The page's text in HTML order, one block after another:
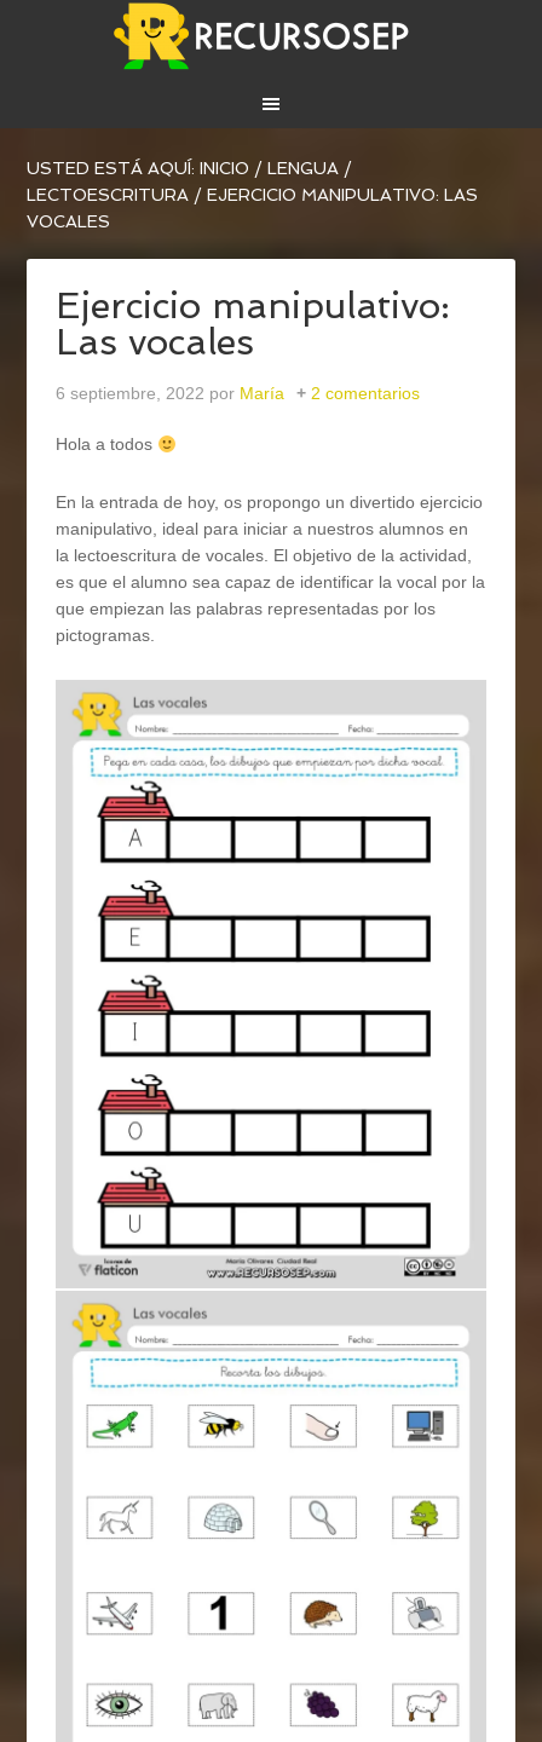
USTED ESTÁ AQUÍ:INICIO / LENGUA /
LECTOESCRITURA / EJERCICIO MANIPULATIVO: LAS
VOCALES
Ejercicio manipulativo:
Las vocales
6 septiembre, 2022 por María 2 comentarios
Hola a todos
En la entrada de hoy, os propongo un divertido ejercicio
manipulativo, ideal para iniciar a nuestros alumnos en
la lectoescritura de vocales. El objetivo de la actividad,
es que el alumno sea capaz de identificar la vocal por la
que empiezan las palabras representadas por los
pictogramas.